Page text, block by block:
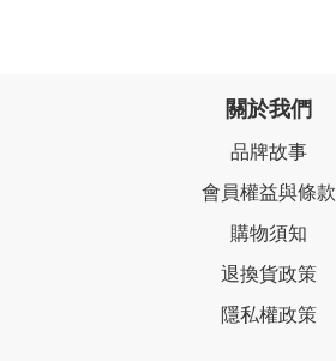
關於我們
品牌故事
會員權益與條款
購物須知
退換貨政策
隱私權政策